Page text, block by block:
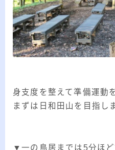
身支度を整えて準備運動
まずは日和田山を目指し
▼一の鳥居までは5分ほど